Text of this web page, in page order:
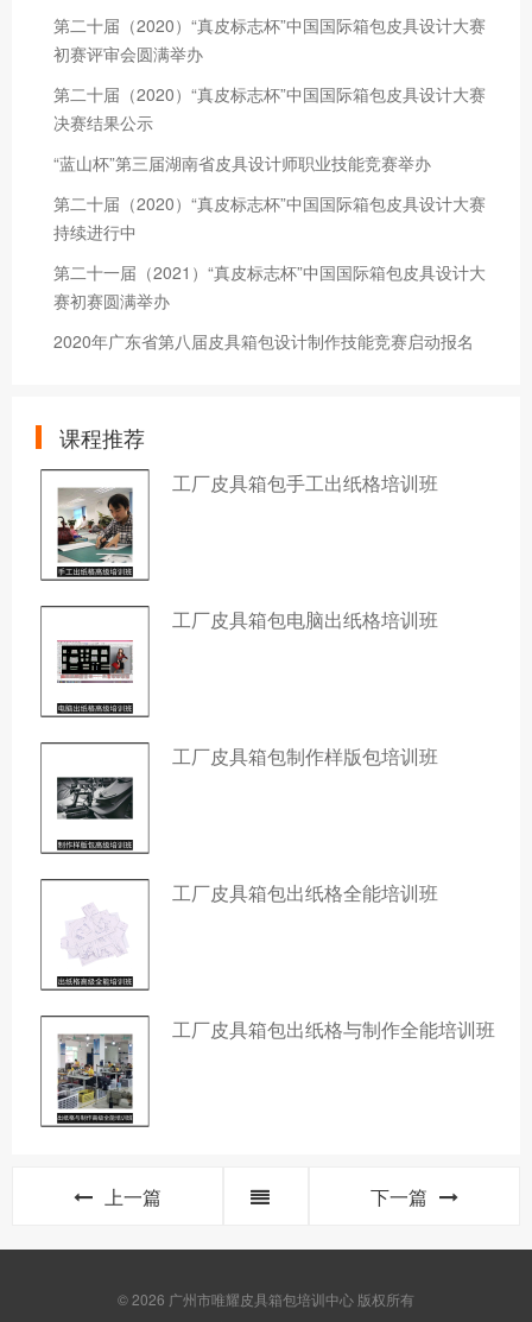
第二十届（2020）“真皮标志杯”中国国际箱包皮具设计大赛
初赛评审会圆满举办
第二十届（2020）“真皮标志杯”中国国际箱包皮具设计大赛
决赛结果公示
“蓝山杯”第三届湖南省皮具设计师职业技能竞赛举办
第二十届（2020）“真皮标志杯”中国国际箱包皮具设计大赛
持续进行中
第二十一届（2021）“真皮标志杯”中国国际箱包皮具设计大
赛初赛圆满举办
2020年广东省第八届皮具箱包设计制作技能竞赛启动报名
课程推荐
工厂皮具箱包手工出纸格培训班
工厂皮具箱包电脑出纸格培训班
工厂皮具箱包制作样版包培训班
工厂皮具箱包出纸格全能培训班
工厂皮具箱包出纸格与制作全能培训班
上一篇 下一篇
© 2026 广州市唯耀皮具箱包培训中心 版权所有